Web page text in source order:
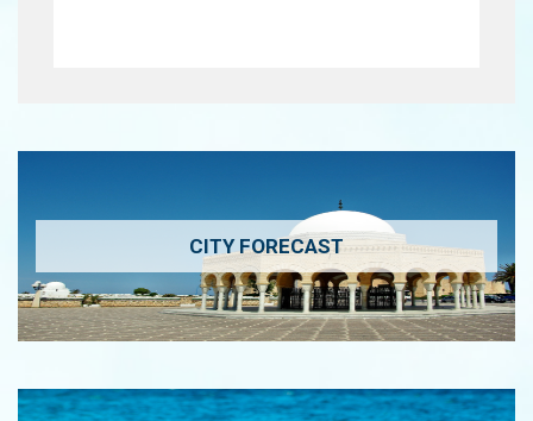
CITY FORECAST